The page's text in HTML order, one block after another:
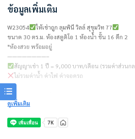
ข้อมูลเพิ่มเติม
W23054
ให้เช่าถูก ลุมพินี วิลล์ สุขุมวิท 77
ขนาด 30 ตร.ม. ห้องสตูดิโอ 1 ห้องน้ำ ชั้น 16 ตึก 2
*ห้องสวย พร้อมอยู่
————————–
สัญญาเช่า 1 ปี = 9,000 บาท/เดือน (รวมค่าส่วนกล
ไม่รวมค่าน้ำ ค่าไฟ ค่าจอดรถ
– ค่าเช่าเดือนแรก 1 เดือน
————————–
ดูเพิ่มเติม